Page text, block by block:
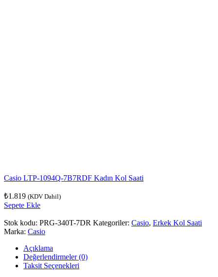
Casio LTP-1094Q-7B7RDF Kadın Kol Saati
₺1.819 (KDV Dahil)
Sepete Ekle
Stok kodu: PRG-340T-7DR Kategoriler: Casio, Erkek Kol Saati
Marka: Casio
Açıklama
Değerlendirmeler (0)
Taksit Seçenekleri